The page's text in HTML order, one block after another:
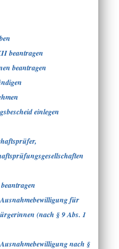
beantragen
beantragen
einlegen
für
(nach § 9 Abs. 1
nach §